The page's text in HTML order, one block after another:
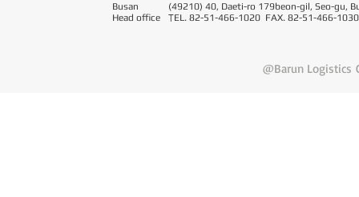
Busan
Head office
(49210) 40, Daeti-ro 179beon-gil, Seo-gu,
TEL. 82-51-466-1020 FAX. 82-51-466-1030
@Barun Logistics